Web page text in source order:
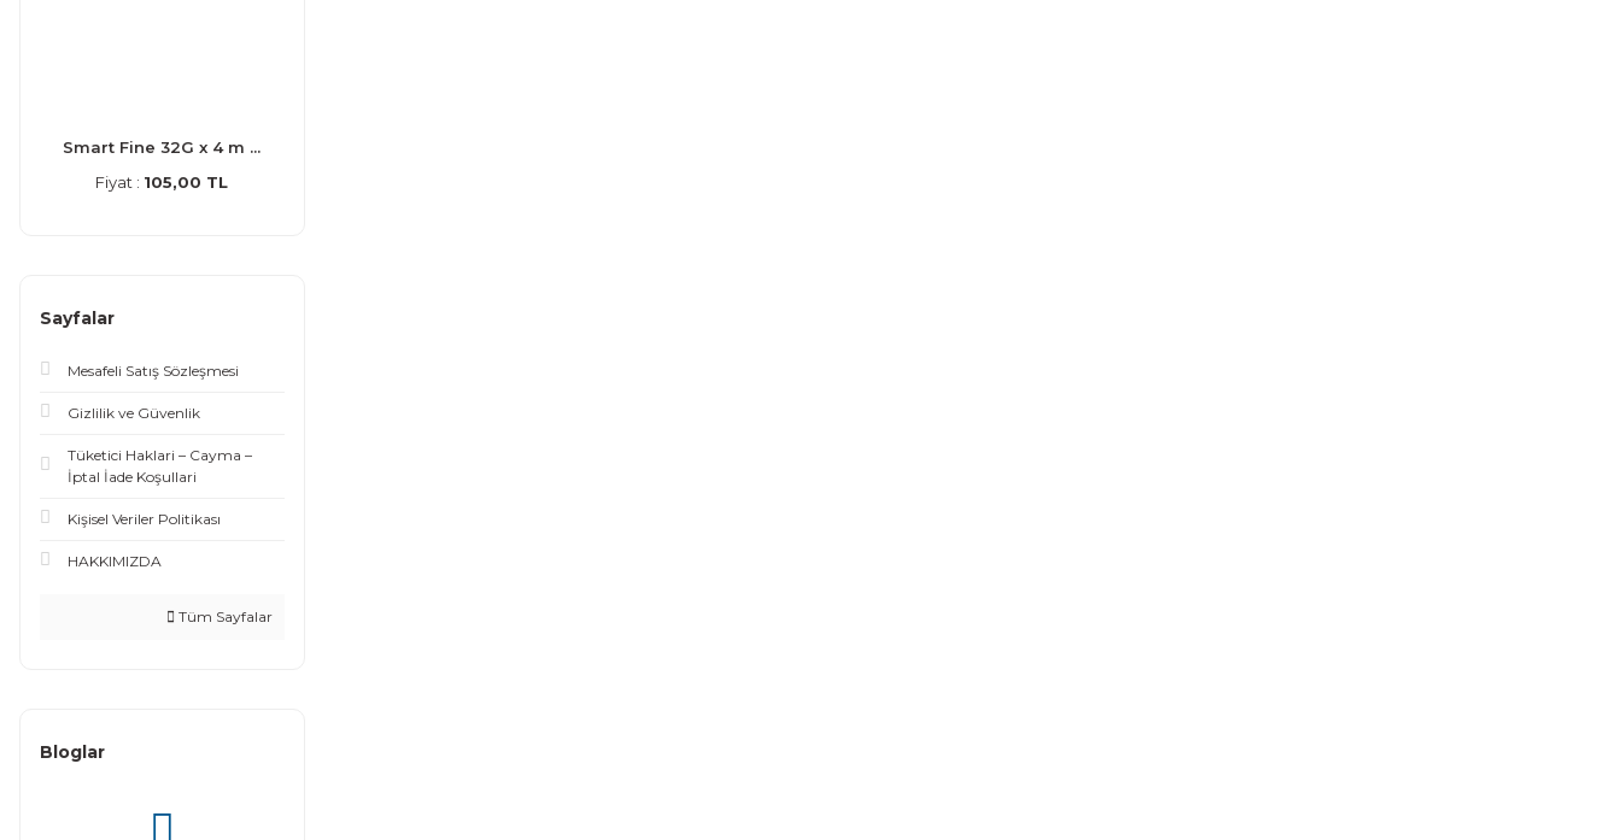
Smart Fine 32G x 4 m ...
Fiyat : 105,00 TL
Sayfalar
Mesafeli Satış Sözleşmesi
Gizlilik ve Güvenlik
Tüketici Haklari – Cayma –
İptal İade Koşullari
Kişisel Veriler Politikası
HAKKIMIZDA
Tüm Sayfalar
Bloglar